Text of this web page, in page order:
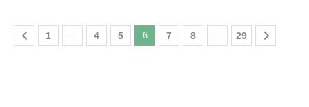
1 4 5 6 7 8 29